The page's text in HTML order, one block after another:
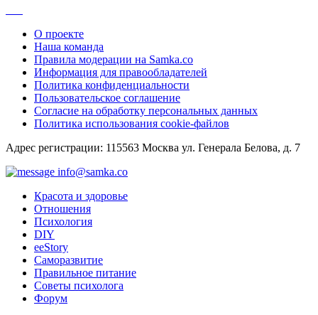
О проекте
Наша команда
Правила модерации на Samka.co
Информация для правообладателей
Политика конфиденциальности
Пользовательское соглашение
Согласие на обработку персональных данных
Политика использования cookie-файлов
Адрес регистрации: 115563 Москва ул. Генерала Белова, д. 7
info@samka.co
Красота и здоровье
Отношения
Психология
DIY
ееStory
Саморазвитие
Правильное питание
Советы психолога
Форум